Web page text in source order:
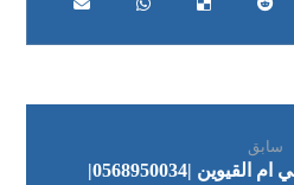
سابق
شركة تنظيف فلل في ام القيوين |0568950034|